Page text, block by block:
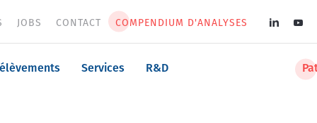
Services R&D
JOBS CONTACT COMPENDIUM D'ANALYSES